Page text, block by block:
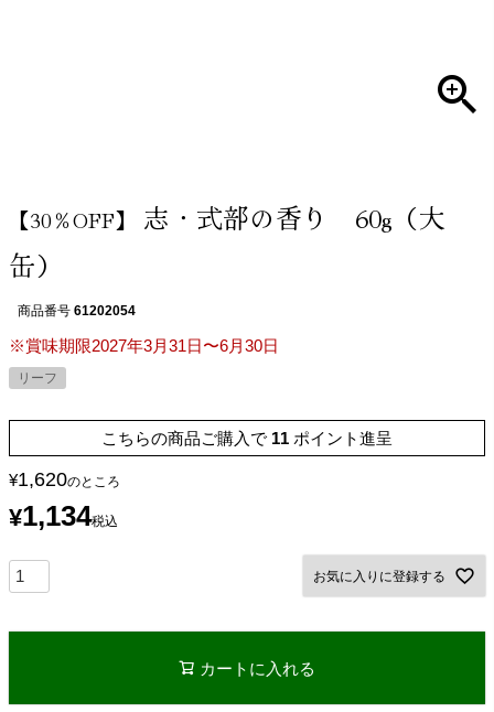
【30％OFF】
志・式部の香り 60g（大
缶）
商品番号 61202054
※賞味期限2027年3月31日〜6月30日
リーフ
こちらの商品ご購入で 11 ポイント進呈
¥1,620のところ
¥1,134税込
お気に入りに登録する
カートに入れる